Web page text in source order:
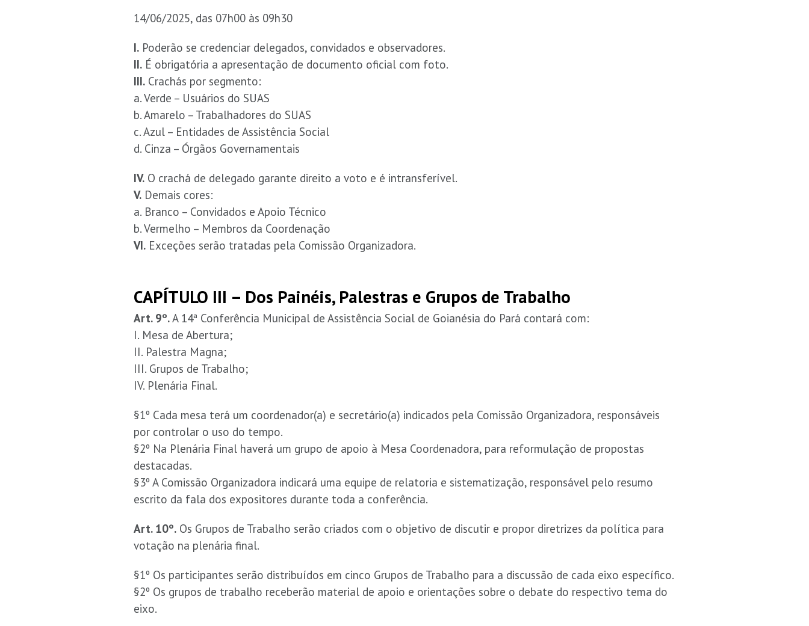
14/06/2025, das 07h00 às 09h30
I. Poderão se credenciar delegados, convidados e observadores.
II. É obrigatória a apresentação de documento oficial com foto.
III. Crachás por segmento:
a. Verde – Usuários do SUAS
b. Amarelo – Trabalhadores do SUAS
c. Azul – Entidades de Assistência Social
d. Cinza – Órgãos Governamentais
IV. O crachá de delegado garante direito a voto e é intransferível.
V. Demais cores:
a. Branco – Convidados e Apoio Técnico
b. Vermelho – Membros da Coordenação
VI. Exceções serão tratadas pela Comissão Organizadora.
CAPÍTULO III – Dos Painéis, Palestras e Grupos de Trabalho
Art. 9º.A 14ª Conferência Municipal de Assistência Social de Goianésia do Pará contará com:
I. Mesa de Abertura;
II. Palestra Magna;
III. Grupos de Trabalho;
IV. Plenária Final.
§1º Cada mesa terá um coordenador(a) e secretário(a) indicados pela Comissão Organizadora, responsáveis
por controlar o uso do tempo.
§2º Na Plenária Final haverá um grupo de apoio à Mesa Coordenadora, para reformulação de propostas
destacadas.
§3º A Comissão Organizadora indicará uma equipe de relatoria e sistematização, responsável pelo resumo
escrito da fala dos expositores durante toda a conferência.
Art. 10º. Os Grupos de Trabalho serão criados com o objetivo de discutir e propor diretrizes da política para
votação na plenária final.
§1º Os participantes serão distribuídos em cinco Grupos de Trabalho para a discussão de cada eixo específico.
§2º Os grupos de trabalho receberão material de apoio e orientações sobre o debate do respectivo tema do
eixo.